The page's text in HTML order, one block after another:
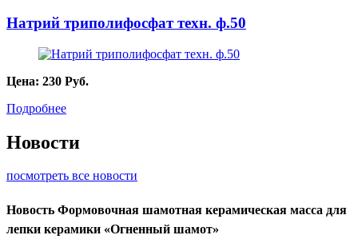
Натрий триполифосфат техн. ф.50
Цена: 230 Руб.
Подробнее
Новости
посмотреть все новости
Новость Формовочная шамотная керамическая масса для
лепки керамики «Огненный шамот»